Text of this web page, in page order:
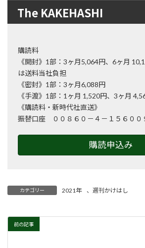
The KAKEHASHI
購読料
《開封》1部：3ヶ月5,064円、6ヶ月
は送料当社負担
《密封》1部：3ヶ月6,088円
《手渡》1部：1ヶ月 1,520円、3ヶ月
《購読料・新時代社直送》
振替口座 ００８６０－４－１５６０
購読申込み
カテゴリー 2021年 、 週刊かけはし
前の記事